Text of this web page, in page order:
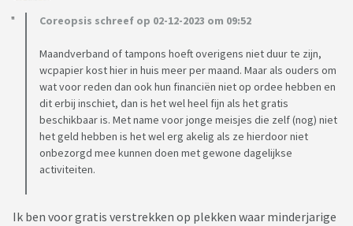
Coreopsis schreef op 02-12-2023 om 09:52
Maandverband of tampons hoeft overigens niet duur te zijn,
wcpapier kost hier in huis meer per maand. Maar als ouders om
wat voor reden dan ook hun financiën niet op ordee hebben en
dit erbij inschiet, dan is het wel heel fijn als het gratis
beschikbaar is. Met name voor jonge meisjes die zelf (nog) niet
het geld hebben is het wel erg akelig als ze hierdoor niet
onbezorgd mee kunnen doen met gewone dagelijkse
activiteiten.
Ik ben voor gratis verstrekken op plekken waar minderjarige